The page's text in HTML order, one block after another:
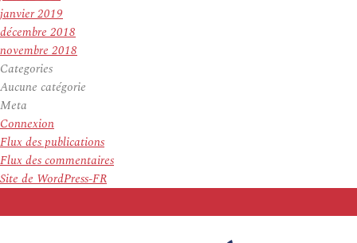
janvier 2019
décembre 2018
novembre 2018
Categories
Aucune catégorie
Meta
Connexion
Flux des publications
Flux des commentaires
Site de WordPress-FR